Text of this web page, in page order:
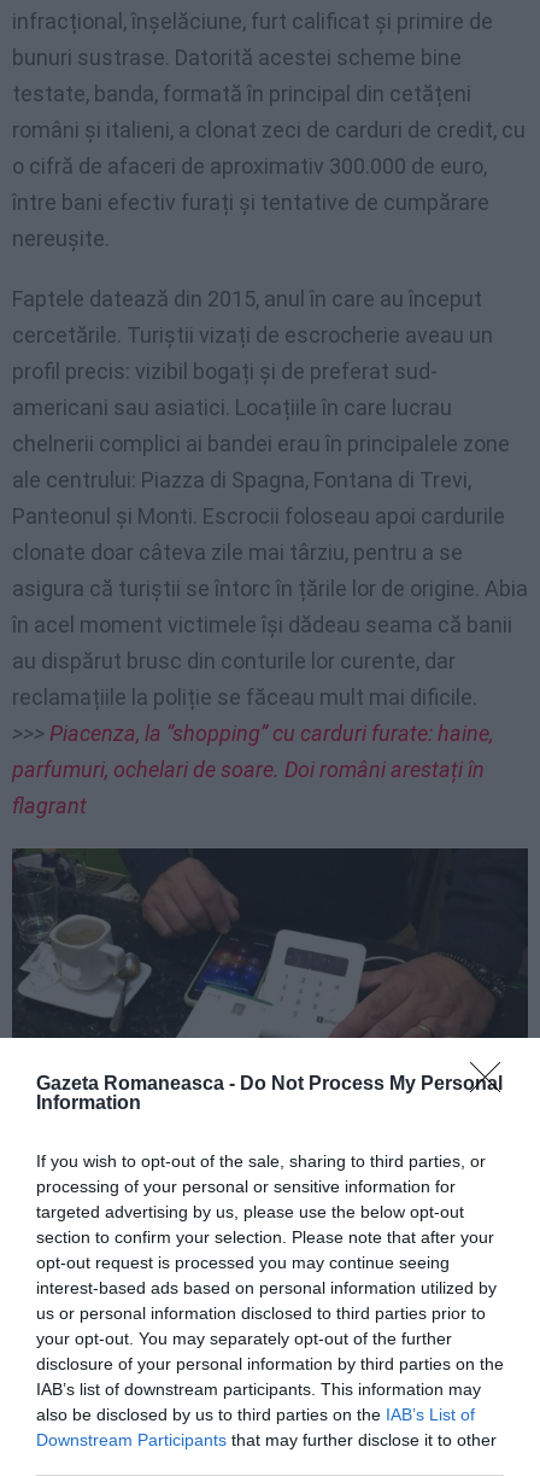
Gazeta Romaneasca - Do Not Process My Personal
Information
If you wish to opt-out of the sale, sharing to third parties, or
processing of your personal or sensitive information for
targeted advertising by us, please use the below opt-out
section to confirm your selection. Please note that after your
opt-out request is processed you may continue seeing
interest-based ads based on personal information utilized by
us or personal information disclosed to third parties prior to
your opt-out. You may separately opt-out of the further
disclosure of your personal information by third parties on the
IAB’s list of downstream participants. This information may
also be disclosed by us to third parties on the IAB’s List of
Downstream Participants that may further disclose it to other
infracțional, înșelăciune, furt calificat și primire de
bunuri sustrase. Datorită acestei scheme bine
testate, banda, formată în principal din cetățeni
români și italieni, a clonat zeci de carduri de credit, cu
o cifră de afaceri de aproximativ 300.000 de euro,
între bani efectiv furați și tentative de cumpărare
nereușite.
Faptele datează din 2015, anul în care au început
cercetările. Turiștii vizați de escrocherie aveau un
profil precis: vizibil bogați și de preferat sud-
americani sau asiatici. Locațiile în care lucrau
chelnerii complici ai bandei erau în principalele zone
ale centrului: Piazza di Spagna, Fontana di Trevi,
Panteonul și Monti. Escrocii foloseau apoi cardurile
clonate doar câteva zile mai târziu, pentru a se
asigura că turiștii se întorc în țările lor de origine. Abia
în acel moment victimele își dădeau seama că banii
au dispărut brusc din conturile lor curente, dar
reclamațiile la poliție se făceau mult mai dificile.
>>> Piacenza, la ”shopping” cu carduri furate: haine,
parfumuri, ochelari de soare. Doi români arestați în
flagrant
Ce cumpărau românii cu cardurile
clonate
Pe 22 martie 2015, conform rechizitoriului, Mihai
Cristian Gavrus, 34 de ani, și Cristian Ion, 58 de ani,
ambii români, au cheltuit peste 1.000 de euro din
același card de credit clonat: mai întâi 980 de euro
într-un magazin alimentar și apoi alți 30 în benzinării,